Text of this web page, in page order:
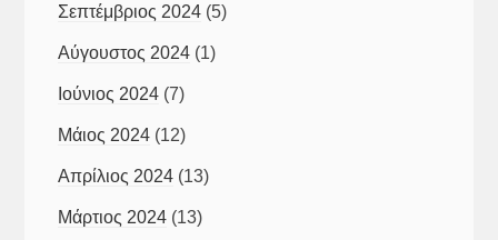
Σεπτέμβριος 2024 (5)
Αύγουστος 2024 (1)
Ιούνιος 2024 (7)
Μάιος 2024 (12)
Απρίλιος 2024 (13)
Μάρτιος 2024 (13)